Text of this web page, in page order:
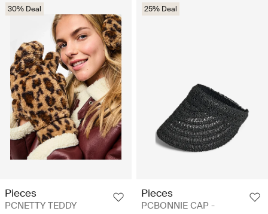
30% Deal
Pieces
PCNETTY TEDDY
25% Deal
Pieces
PCBONNIE CAP -